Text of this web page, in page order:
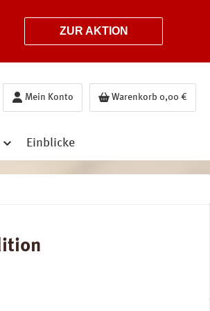
ZUR AKTION
Mein Konto Warenkorb 0,00 €
Einblicke